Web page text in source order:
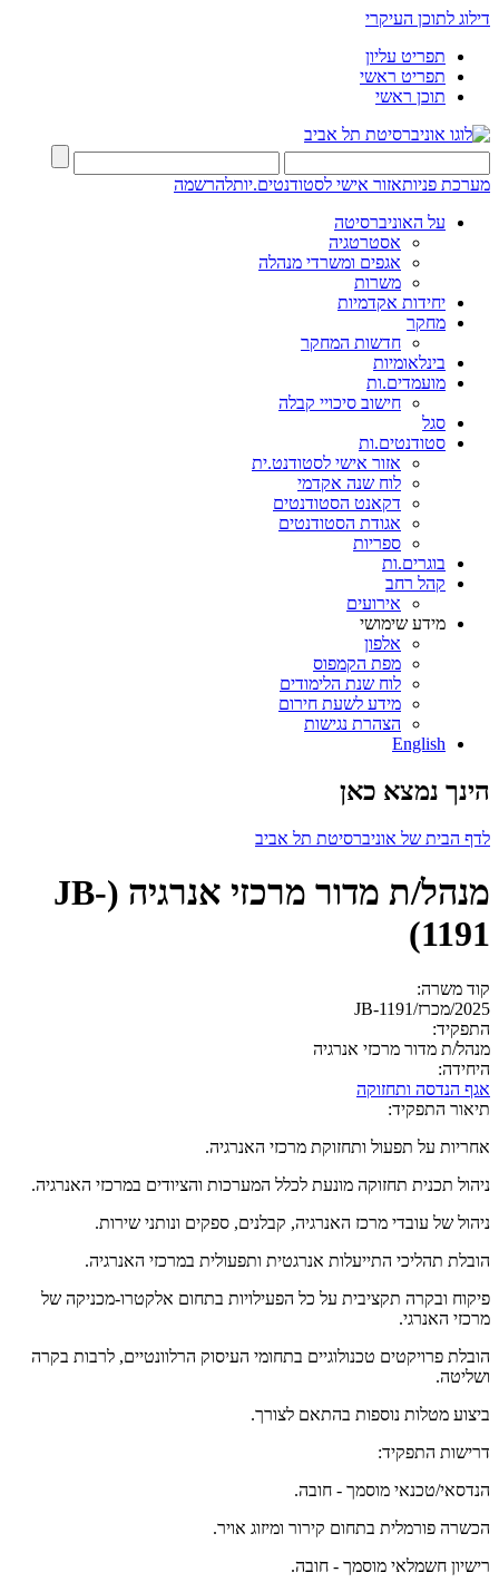
דילוג לתוכן העיקרי
תפריט עליון
תפריט ראשי
תוכן ראשי
מערכת פניותאזור אישי לסטודנטים.יותלהרשמה
על האוניברסיטה
אסטרטגיה
אגפים ומשרדי מנהלה
משרות
יחידות אקדמיות
מחקר
חדשות המחקר
בינלאומיות
מועמדים.ות
חישוב סיכויי קבלה
סגל
סטודנטים.ות
אזור אישי לסטודנט.ית
לוח שנה אקדמי
דקאנט הסטודנטים
אגודת הסטודנטים
ספריות
בוגרים.ות
קהל רחב
אירועים
מידע שימושי
אלפון
מפת הקמפוס
לוח שנת הלימודים
מידע לשעת חירום
הצהרת נגישות
English
הינך נמצא כאן
לדף הבית של אוניברסיטת תל אביב
מנהל/ת מדור מרכזי אנרגיה (JB-
1191)
קוד משרה:
2025/מכרז/JB-1191
התפקיד:
מנהל/ת מדור מרכזי אנרגיה
היחידה:
אגף הנדסה ותחזוקה
תיאור התפקיד:
אחריות על תפעול ותחזוקת מרכזי האנרגיה.
ניהול תכנית תחזוקה מונעת לכלל המערכות והציודים במרכזי האנרגיה.
ניהול של עובדי מרכז האנרגיה, קבלנים, ספקים ונותני שירות.
הובלת תהליכי התייעלות אנרגטית ותפעולית במרכזי האנרגיה.
פיקוח ובקרה תקציבית על כל הפעילויות בתחום אלקטרו-מכניקה של
מרכזי האנרגי.
הובלת פרויקטים טכנולוגיים בתחומי העיסוק הרלוונטיים, לרבות בקרה
ושליטה.
ביצוע מטלות נוספות בהתאם לצורך.
דרישות התפקיד:
הנדסאי/טכנאי מוסמך - חובה.
הכשרה פורמלית בתחום קירור ומיזוג אויר.
רישיון חשמלאי מוסמך - חובה.